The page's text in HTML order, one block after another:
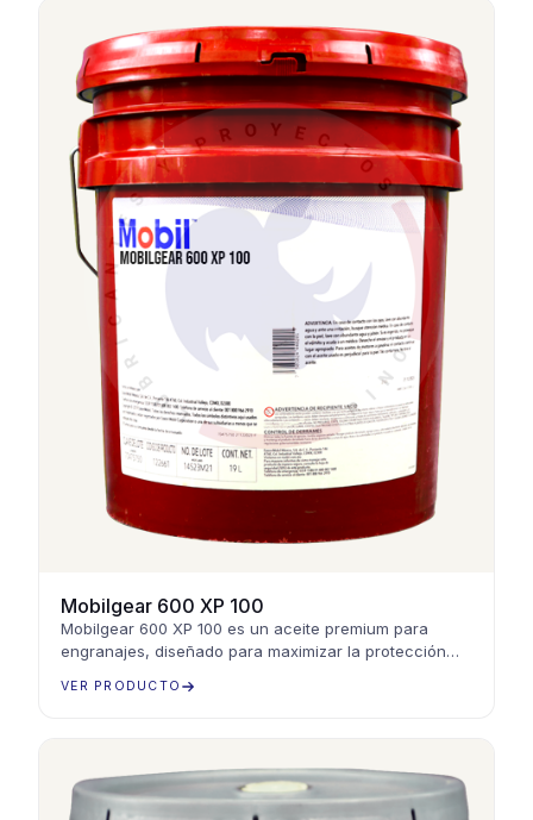
Mobilgear 600 XP 100
Mobilgear 600 XP 100 es un aceite premium para
engranajes, diseñado para maximizar la protección
industriales
VER PRODUCTO